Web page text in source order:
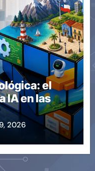
el
IA en las
2026